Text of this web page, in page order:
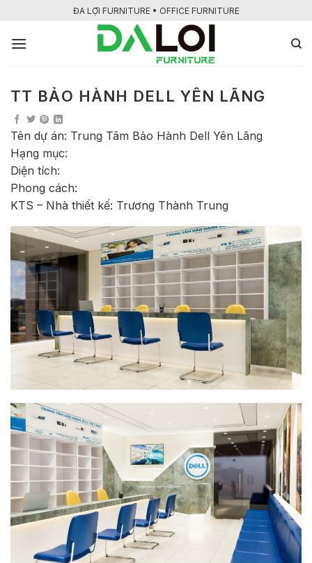
nội
ĐA LỢI FURNITURE • OFFICE FURNITURE
TT BẢO HÀNH DELL YÊN LÃNG
Tên dự án: Trung Tâm Bảo Hành Dell Yên Lãng
Hạng mục:
Diện tích:
Phong cách:
KTS – Nhà thiết kế: Trương Thành Trung